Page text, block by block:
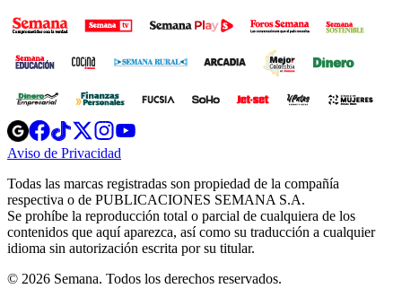
Opens
in
new
Opens
in
new
Opens
in
new
window
Opens
new
windowwindow
Aviso de Privacidad
new
window
Todas las marcas registradas son propiedad de la compañía
respectiva o de PUBLICACIONES SEMANA S.A.
Se prohíbe la reproducción total o parcial de cualquiera de los
contenidos que aquí aparezca, así como su traducción a cualquier
idioma sin autorización escrita por su titular.
© 2026 Semana. Todos los derechos reservados.